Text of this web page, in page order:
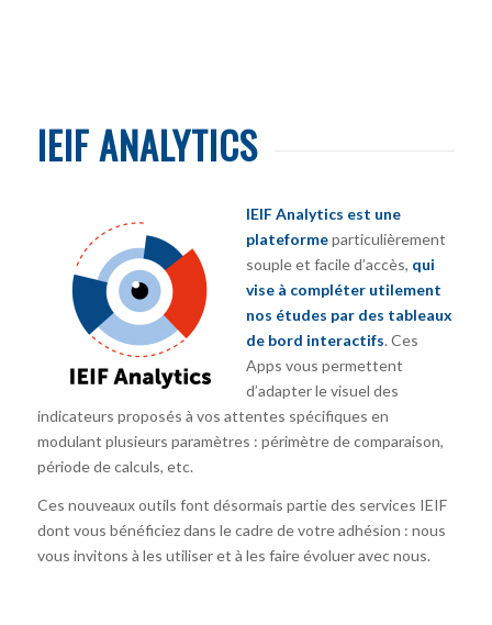
IEIF ANALYTICS
IEIF Analytics est une
plateformeparticulièrement
souple et facile d’accès, qui
vise à compléter utilement
nos études par des tableaux
de bord interactifs. Ces
Apps vous permettent
d’adapter le visuel des
indicateurs proposés à vos attentes spécifiques en
modulant plusieurs paramètres : périmètre de comparaison,
période de calculs, etc.
Ces nouveaux outils font désormais partie des services IEIF
dont vous bénéficiez dans le cadre de votre adhésion : nous
vous invitons à les utiliser et à les faire évoluer avec nous.